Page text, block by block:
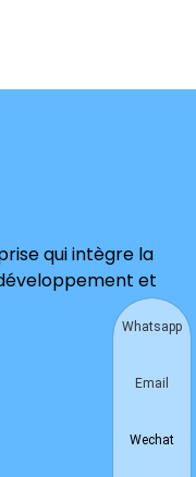
qui intègre la
et
Whatsapp
Email
Wechat